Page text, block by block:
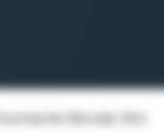
Tourmente Blonde 33cl